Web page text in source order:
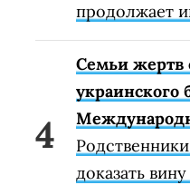
продолжает
Семьи жертв
украинского
доказать